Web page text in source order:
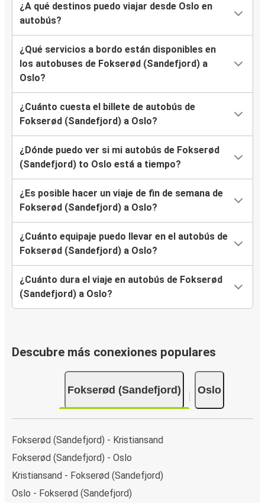
¿A qué destinos puedo viajar desde Oslo en
autobús?
¿Qué servicios a bordo están disponibles en
los autobuses de Fokserød (Sandefjord) a
Oslo?
¿Cuánto cuesta el billete de autobús de
Fokserød (Sandefjord) a Oslo?
¿Dónde puedo ver si mi autobús de Fokserød
(Sandefjord) to Oslo está a tiempo?
¿Es posible hacer un viaje de fin de semana de
Fokserød (Sandefjord) a Oslo?
¿Cuánto equipaje puedo llevar en el autobús de
Fokserød (Sandefjord) a Oslo?
¿Cuánto dura el viaje en autobús de Fokserød
(Sandefjord) a Oslo?
Descubre más conexiones populares
Fokserød (Sandefjord) Oslo
Fokserød (Sandefjord) - Kristiansand
Fokserød (Sandefjord) - Oslo
Kristiansand - Fokserød (Sandefjord)
Oslo - Fokserød (Sandefjord)